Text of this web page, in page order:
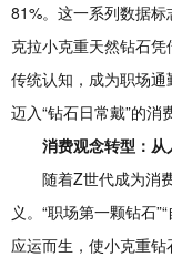
81%。这一系列数据
克拉小克重天然钻石凭
传统认知，成为职场
迈入“钻石日常戴”的消
消费观念转型：
随着Z世代成为消
义。“职场第一颗钻石
应运而生，使小克重